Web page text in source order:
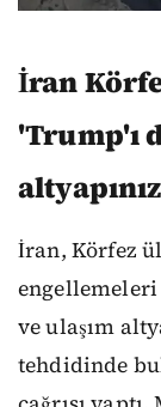
İran
'Trump'ı
İran, Körfez
engellemeleri
ve ulaşım
tehdidinde